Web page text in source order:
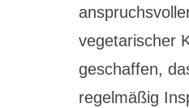
vegetarischer
geschaffen,
regelmäßig